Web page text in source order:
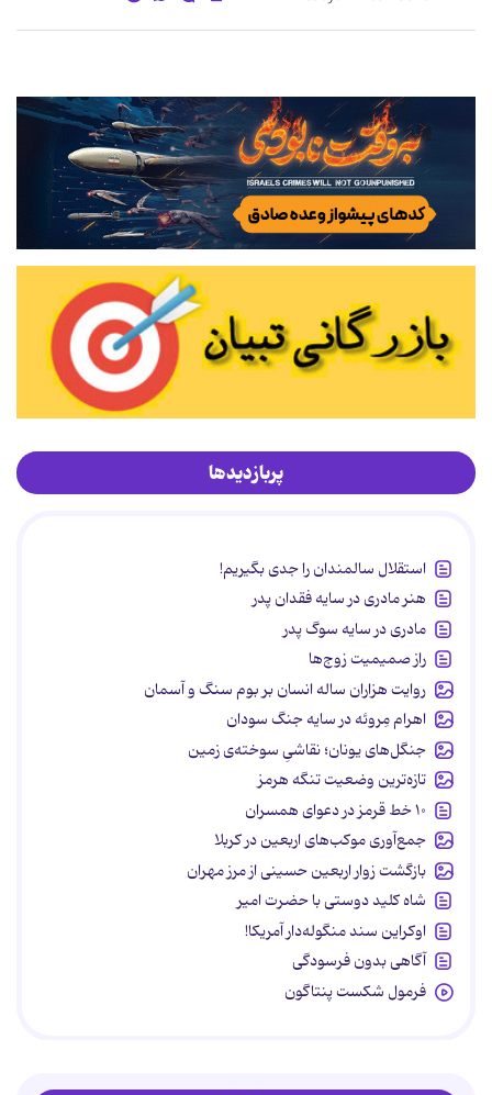
پربازدیدها
استقلال سالمندان را جدی بگیریم!
هنر مادری در سایه‌ فقدان پدر
مادری در سایه سوگ پدر
راز صمیمیت زوج‌ها
روایت هزاران ساله انسان بر بوم سنگ و آسمان
اهرام مِروئه در سایه جنگ سودان
جنگل‌های یونان؛ نقاشیِ سوخته‌ی زمین
تازه‌ترین وضعیت تنگه هرمز
۱۰ خط قرمز در دعوای همسران
جمع‌آوری موکب‌های اربعین در کربلا
بازگشت زوار اربعین حسینی از مرز مهران
شاه کلید دوستی با حضرت امیر
اوکراین سند منگوله‌دار آمریکا!
آگاهی بدون فرسودگی
فرمول شکست پنتاگون